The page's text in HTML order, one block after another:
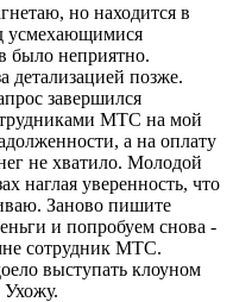
но находится в
усмехающимися
было неприятно.
детализацией позже.
завершился
МТС на мой
а на оплату
не хватило. Молодой
наглая уверенность, что
Заново пишите
и попробуем снова -
сотрудник МТС.
выступать клоуном